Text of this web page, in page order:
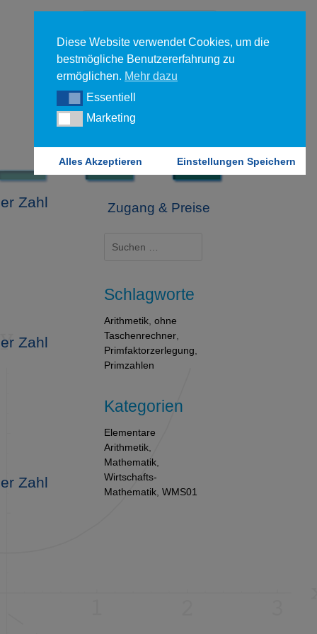
Forgot your password?
Zahl
Zahl
Zahl
Zugang & Preise
nach:
Schlagworte
Arithmetik ,ohne
Taschenrechner
Primfaktorzerlegung
Primzahlen
Kategorien
Elementare
Arithmetik
Mathematik
Wirtschafts-
Mathematik ,WMS01
Diese Website verwendet Cookies, um die
bestmögliche Benutzererfahrung zu
ermöglichen. Mehr dazu
EssentiellEssentiell
MarketingMarketing
Alles Akzeptieren Einstellungen Speichern